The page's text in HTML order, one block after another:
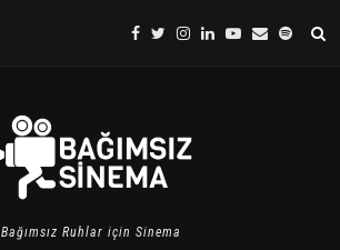
Bağımsız Ruhlar için Sinema